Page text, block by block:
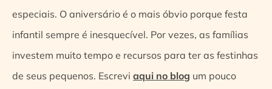
especiais. O aniversário é o mais óbvio porque festa
infantil sempre é inesquecível. Por vezes, as famílias
investem muito tempo e recursos para ter as festinhas
de seus pequenos. Escrevi aqui no blog um pouco